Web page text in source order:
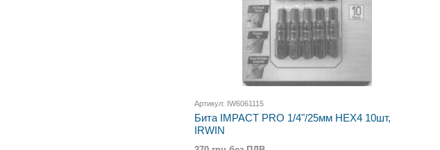
Артикул: IW6061115
Бита IMPACT PRO 1/4"/25мм HEX4 10шт,
IRWIN